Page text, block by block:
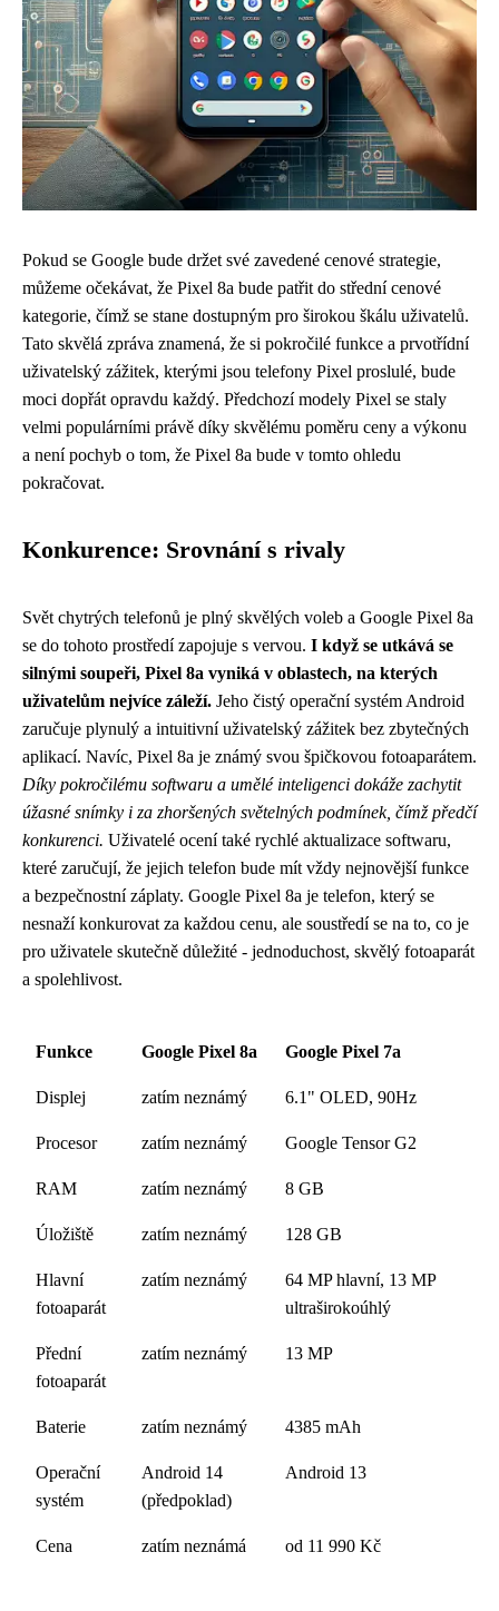
Pokud se Google bude držet své zavedené cenové strategie,
můžeme očekávat, že Pixel 8a bude patřit do střední cenové
kategorie, čímž se stane dostupným pro širokou škálu uživatelů.
Tato skvělá zpráva znamená, že si pokročilé funkce a prvotřídní
uživatelský zážitek, kterými jsou telefony Pixel proslulé, bude
moci dopřát opravdu každý. Předchozí modely Pixel se staly
velmi populárními právě díky skvělému poměru ceny a výkonu
a není pochyb o tom, že Pixel 8a bude v tomto ohledu
pokračovat.
Konkurence: Srovnání s rivaly
Svět chytrých telefonů je plný skvělých voleb a Google Pixel 8a
se do tohoto prostředí zapojuje s vervou. I když se utkává se
silnými soupeři, Pixel 8a vyniká v oblastech, na kterých
uživatelům nejvíce záleží. Jeho čistý operační systém Android
zaručuje plynulý a intuitivní uživatelský zážitek bez zbytečných
aplikací. Navíc, Pixel 8a je známý svou špičkovou fotoaparátem.
Díky pokročilému softwaru a umělé inteligenci dokáže zachytit
úžasné snímky i za zhoršených světelných podmínek, čímž předčí
konkurenci. Uživatelé ocení také rychlé aktualizace softwaru,
které zaručují, že jejich telefon bude mít vždy nejnovější funkce
a bezpečnostní záplaty. Google Pixel 8a je telefon, který se
nesnaží konkurovat za každou cenu, ale soustředí se na to, co je
pro uživatele skutečně důležité - jednoduchost, skvělý fotoaparát
a spolehlivost.
Funkce Google Pixel 8a Google Pixel 7a
Displej zatím neznámý 6.1" OLED, 90Hz
Procesor zatím neznámý Google Tensor G2
RAM zatím neznámý 8 GB
Úložiště zatím neznámý 128 GB
Hlavní
fotoaparát
zatím neznámý
64 MP hlavní, 13 MP
ultraširokoúhlý
Přední
fotoaparát
zatím neznámý 13 MP
Baterie zatím neznámý 4385 mAh
Operační
systém
Android 14
(předpoklad)
Android 13
Cena zatím neznámá od 11 990 Kč